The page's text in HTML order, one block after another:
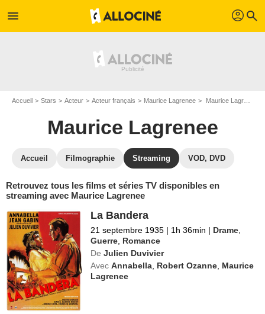
menu profil search
Accueil Stars Acteur Acteur français Maurice Lagrenee Maurice Lagrenee : Films et séries online
Maurice Lagrenee
Accueil Filmographie Streaming VOD, DVD
Retrouvez tous les films et séries TV disponibles en
streaming avec Maurice Lagrenee
La Bandera
21 septembre 1935 | 1h 36min | Drame
Guerre Romance
De Julien Duvivier
Avec Annabella Robert Ozanne Maurice
Lagrenee